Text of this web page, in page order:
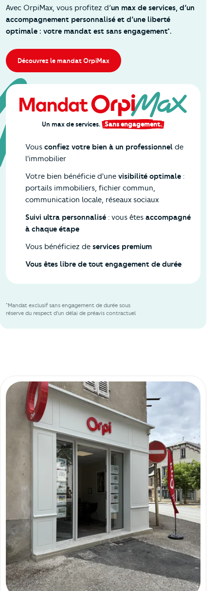
Avec OrpiMax, vous profitez d’un max de services, d’un
accompagnement personnalisé et d’une liberté
optimale : votre mandat est sans engagement*.
Découvrez le mandat OrpiMax
Un max de services. Sans engagement.
Vous confiez votre bien à un professionnel de
l'immobilier
Votre bien bénéficie d'une visibilité optimale :
portails immobiliers, fichier commun,
communication locale, réseaux sociaux
Suivi ultra personnalisé : vous êtes accompagné
à chaque étape
Vous bénéficiez de services premium
Vous êtes libre de tout engagement de durée
*Mandat exclusif sans engagement de durée sous
réserve du respect d'un délai de préavis contractuel